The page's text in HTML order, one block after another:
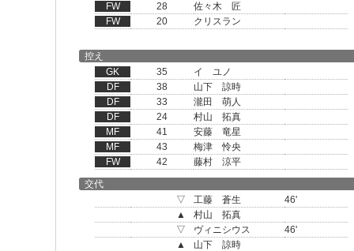
FW
28
佐々木 匠
FW
20 クリスラン
控え
GK
35
イ ユノ
DF
38
山下 諒時
DF
33
瀧田 萌人
DF
24
村山 拓真
MF
41
安藤 竜星
MF
43
梅津 怜央
FW
42
藤村 涼平
交代
▽
工藤 蒼生
46'
▲
村山 拓真
▽
ヴィニシウス
46'
▲
山下 諒時